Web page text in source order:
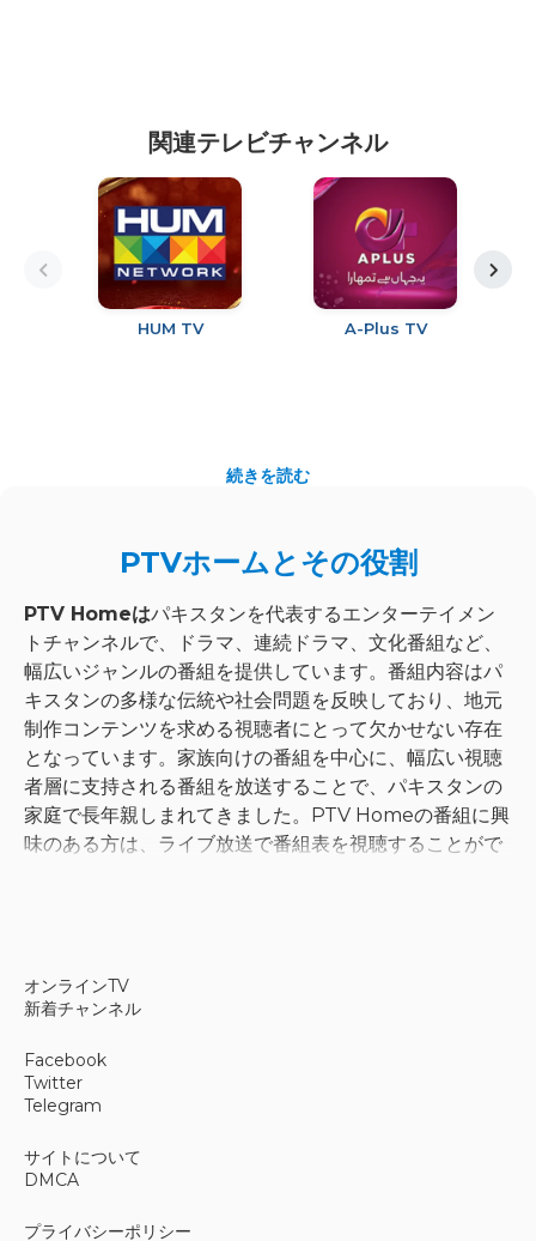
関連テレビチャンネル
HUM TV A-Plus TV
続きを読む
PTVホームとその役割
PTV Homeはパキスタンを代表するエンターテイメン
トチャンネルで、ドラマ、連続ドラマ、文化番組など、
幅広いジャンルの番組を提供しています。番組内容はパ
キスタンの多様な伝統や社会問題を反映しており、地元
制作コンテンツを求める視聴者にとって欠かせない存在
となっています。家族向けの番組を中心に、幅広い視聴
者層に支持される番組を放送することで、パキスタンの
家庭で長年親しまれてきました。PTV Homeの番組に興
味のある方は、ライブ放送で番組表を視聴することがで
このチャンネルは、社会問題や歴史的物語を題材にした
オリジナルドラマ作品で知られています。これらの連続
ドラマは、幅広い年齢層に対応したコメディ番組や音楽
また、祝日や宗教行事の際には、文化的な慣習に沿った
特別番組も放送しています。より柔軟な視聴方法を好む
視聴者のために、PTV Homeのライブストリーミングサ
オンラインTV
新着チャンネル
Facebook
Twitter
Telegram
サイトについて
DMCA
プライバシーポリシー